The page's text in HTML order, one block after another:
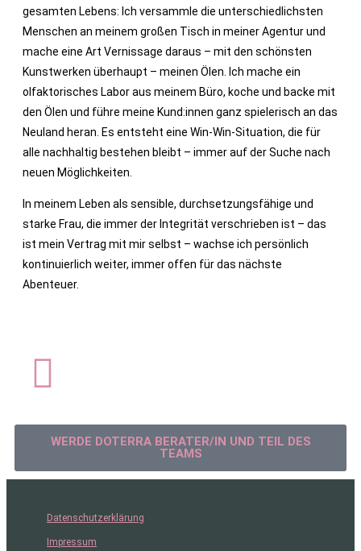
gesamten Lebens: Ich versammle die unterschiedlichsten
Menschen an meinem großen Tisch in meiner Agentur und
mache eine Art Vernissage daraus – mit den schönsten
Kunstwerken überhaupt – meinen Ölen. Ich mache ein
olfaktorisches Labor aus meinem Büro, koche und backe mit
den Ölen und führe meine Kund:innen ganz spielerisch an das
Neuland heran. Es entsteht eine Win-Win-Situation, die für
alle nachhaltig bestehen bleibt – immer auf der Suche nach
neuen Möglichkeiten.
In meinem Leben als sensible, durchsetzungsfähige und
starke Frau, die immer der Integrität verschrieben ist – das
ist mein Vertrag mit mir selbst – wachse ich persönlich
kontinuierlich weiter, immer offen für das nächste
Abenteuer.
WERDE DOTERRA BERATER/IN UND TEIL DES
TEAMS
Datenschutzerklärung
Impressum